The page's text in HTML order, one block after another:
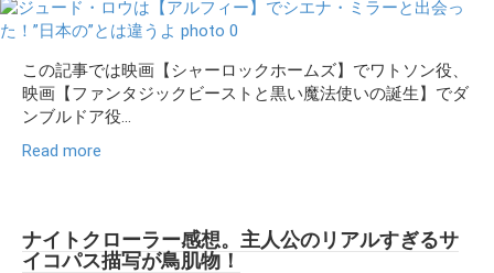
この記事では映画【シャーロックホームズ】でワトソン役、
映画【ファンタジックビーストと黒い魔法使いの誕生】でダ
ンブルドア役...
Read more
ナイトクローラー感想。主人公のリアルすぎるサ
イコパス描写が鳥肌物！